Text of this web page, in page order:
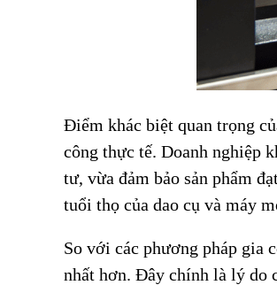
Điểm khác biệt quan trọng
công thực tế. Doanh nghiệp
tư, vừa đảm bảo sản phẩm
tuổi thọ của dao cụ và máy
So với các phương pháp gia
nhất hơn. Đây chính là lý do